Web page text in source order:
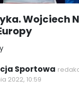
Wojciech
Sportowa
2022, 10:59